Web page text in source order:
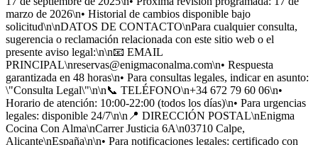
marzo de 2026\n• Historial de cambios disponible bajo
solicitud\n\nDATOS DE CONTACTO\nPara cualquier consulta,
sugerencia o reclamación relacionada con este sitio web o el
presente aviso legal:\n\n📧 EMAIL
PRINCIPAL\nreservas@enigmaconalma.com\n• Respuesta
garantizada en 48 horas\n• Para consultas legales, indicar en asunto:
\"Consulta Legal\"\n\n📞 TELÉFONO\n+34 672 79 60 06\n•
Horario de atención: 10:00-22:00 (todos los días)\n• Para urgencias
legales: disponible 24/7\n\n📍 DIRECCIÓN POSTAL\nEnigma
Cocina Con Alma\nCarrer Justicia 6A\n03710 Calpe,
Alicante\nEspaña\n\n• Para notificaciones legales: certificado con